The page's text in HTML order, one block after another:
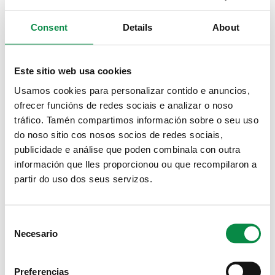
Consent Details About
Este sitio web usa cookies
Usamos cookies para personalizar contido e anuncios,
ofrecer funcións de redes sociais e analizar o noso
tráfico. Tamén compartimos información sobre o seu uso
do noso sitio cos nosos socios de redes sociais,
publicidade e análise que poden combinala con outra
información que lles proporcionou ou que recompilaron a
partir do uso dos seus servizos.
Selection
Necesario
Preferencias
A unidade móbil de doazón de sangue
Milladoiro
Imagen:
A unidade móbil de doazón de sangue
Imagen: